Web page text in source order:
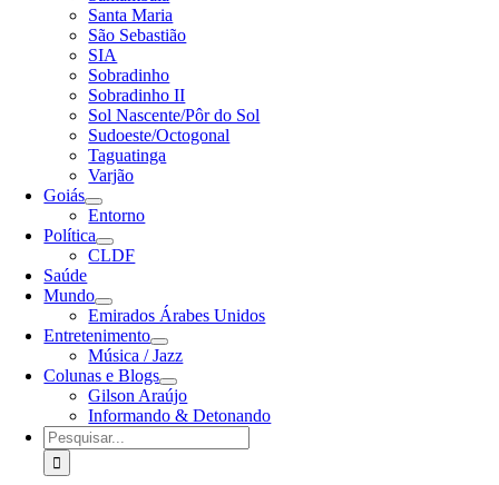
Santa Maria
São Sebastião
SIA
Sobradinho
Sobradinho II
Sol Nascente/Pôr do Sol
Sudoeste/Octogonal
Taguatinga
Varjão
Goiás
Entorno
Política
CLDF
Saúde
Mundo
Emirados Árabes Unidos
Entretenimento
Música / Jazz
Colunas e Blogs
Gilson Araújo
Informando & Detonando
Buscar
resultados
para: